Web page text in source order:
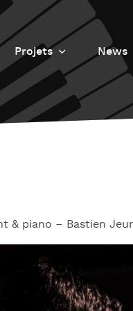
Projets
Introduction
Resurrection
News
& piano – Bastien